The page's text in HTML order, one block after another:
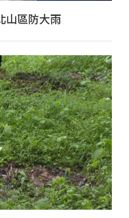
山區防大雨